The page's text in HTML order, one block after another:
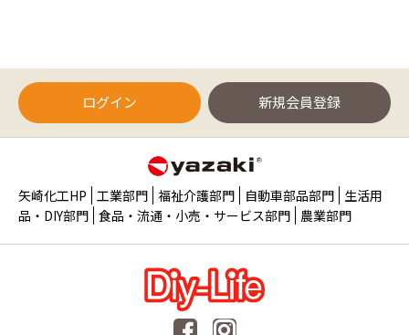
ログイン 新規会員登録
矢崎化工HP 工業部門 福祉介護部門 自動車部品部門 生活用
品・DIY部門 食品・流通・小売・サービス部門 農業部門